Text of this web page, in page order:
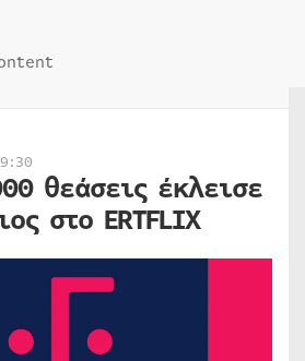
θεάσεις έκλεισε
στο ERTFLIX